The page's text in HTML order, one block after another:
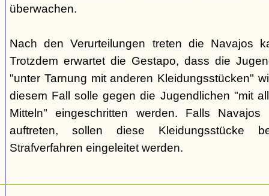
überwachen.
Nach den Verurteilungen treten die Navajos
Trotzdem erwartet die Gestapo, dass die
"unter Tarnung mit anderen Kleidungsstücken"
diesem Fall solle gegen die Jugendlichen "mit
Mitteln" eingeschritten werden. Falls Navajos
auftreten, sollen diese Kleidungsstücke
Strafverfahren eingeleitet werden.